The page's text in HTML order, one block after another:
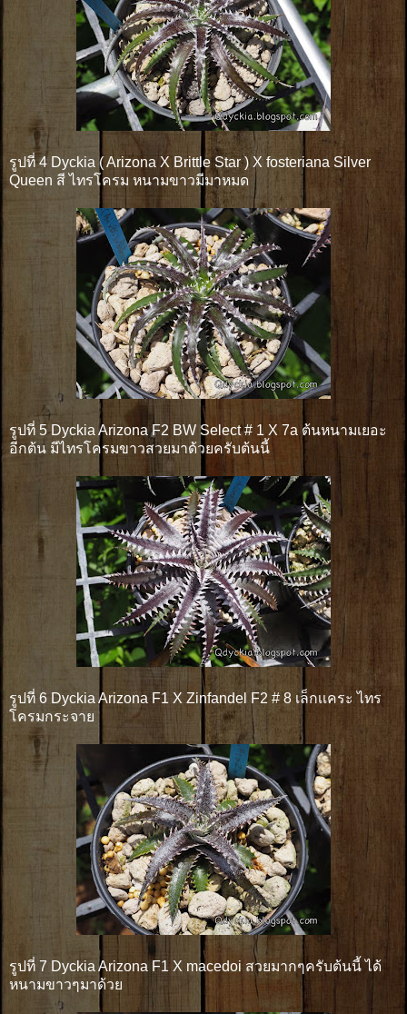
รูปที่ 4 Dyckia ( Arizona X Brittle Star ) X fosteriana Silver
Queen สี ไทรโครม หนามขาวมีมาหมด
รูปที่ 5 Dyckia Arizona F2 BW Select # 1 X 7a ต้นหนามเยอะ
อีกต้น มีไทรโครมขาวสวยมาด้วยครับต้นนี้
รูปที่ 6 Dyckia Arizona F1 X Zinfandel F2 # 8 เล็กเเคระ ไทร
โครมกระจาย
รูปที่ 7 Dyckia Arizona F1 X macedoi สวยมากๆครับต้นนี้ ได้
หนามขาวๆมาด้วย